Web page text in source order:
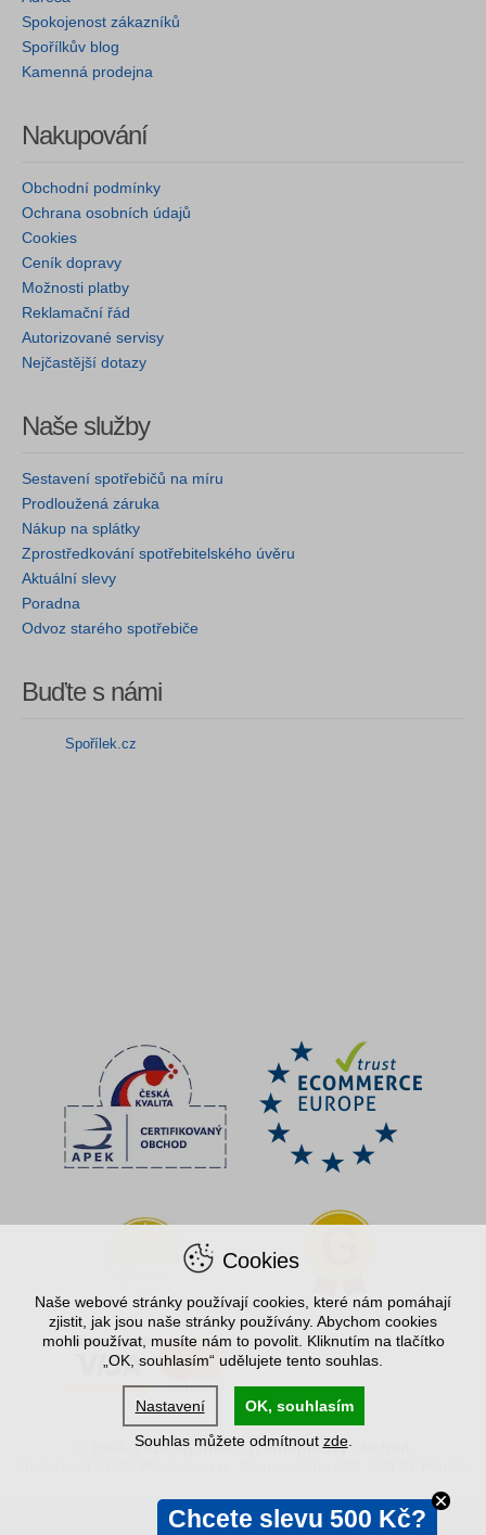
Spokojenost zákazníků
Spořílkův blog
Kamenná prodejna
Nakupování
Obchodní podmínky
Ochrana osobních údajů
Cookies
Ceník dopravy
Možnosti platby
Reklamační řád
Autorizované servisy
Nejčastější dotazy
Naše služby
Sestavení spotřebičů na míru
Prodloužená záruka
Nákup na splátky
Zprostředkování spotřebitelského úvěru
Aktuální slevy
Poradna
Odvoz starého spotřebiče
Buďte s námi
Spořílek.cz
© 2004–2026 Spořílek.cz, internetový obchod
Cookies
Naše webové stránky používají cookies, které nám pomáhají
zjistit, jak jsou naše stránky používány. Abychom cookies
mohli používat, musíte nám to povolit. Kliknutím na tlačítko
„OK, souhlasím“ udělujete tento souhlas.
Nastavení
OK, souhlasím
Souhlas můžete odmítnout zde.
Chcete slevu 500 Kč?